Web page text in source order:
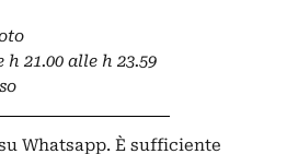
21.00 alle h 23.59
Whatsapp. È sufficiente